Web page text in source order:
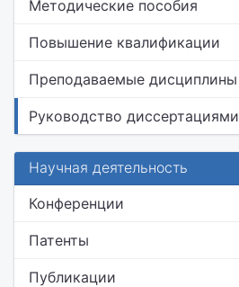
Методические пособия
Повышение квалификации
Преподаваемые дисциплины
Руководство диссертациями
Научная деятельность
Конференции
Патенты
Публикации